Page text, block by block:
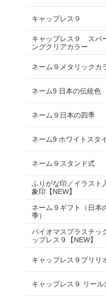
キャップレス９
キャップレス９ スパ
ングクリアカラー
ネーム９メタリックカ
ネーム9 日本の伝統色
ネーム９日本の四季
ネーム9 ホワイトスタ
ネーム９スタンド式
ふりがな印／イラスト
象印【NEW】
ネーム９ギフト（日本
季）
バイオマスプラスチッ
ップレス９【NEW】
キャップレス９ブリリ
キャップレス９ リール